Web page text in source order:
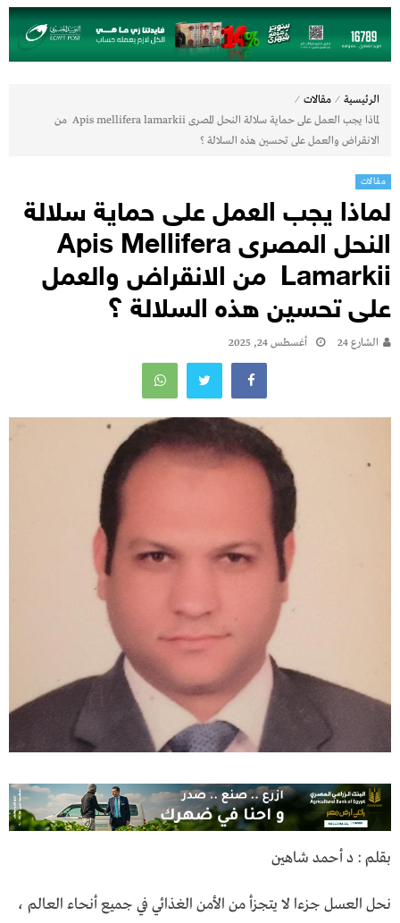
الرئيسية ⁄ مقالات ⁄
لماذا يجب العمل على حماية سلالة النحل المصرى Apis mellifera lamarkii من
الانقراض والعمل على تحسين هذه السلالة ؟
مقالات
لماذا يجب العمل على حماية سلالة
النحل المصرى Apis Mellifera
Lamarkii من الانقراض والعمل
على تحسين هذه السلالة ؟
الشارع 24 أغسطس 24, 2025
بقلم : د أحمد شاهين
نحل العسل جزءا لا يتجزأ من الأمن الغذائي في جميع أنحاء العالم ،